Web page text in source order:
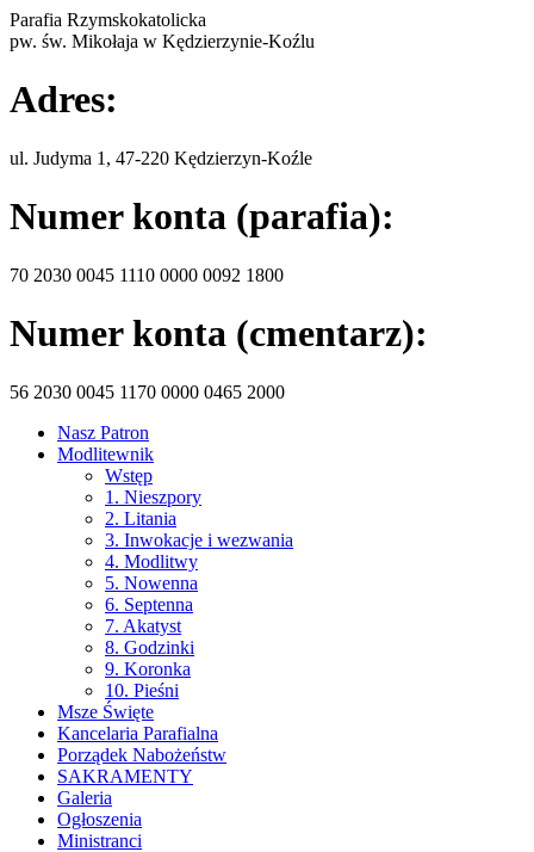
Parafia Rzymskokatolicka
pw. św. Mikołaja w Kędzierzynie-Koźlu
Adres:
ul. Judyma 1, 47-220 Kędzierzyn-Koźle
Numer konta (parafia):
70 2030 0045 1110 0000 0092 1800
Numer konta (cmentarz):
56 2030 0045 1170 0000 0465 2000
Nasz Patron
Modlitewnik
Wstęp
1. Nieszpory
2. Litania
3. Inwokacje i wezwania
4. Modlitwy
5. Nowenna
6. Septenna
7. Akatyst
8. Godzinki
9. Koronka
10. Pieśni
Msze Święte
Kancelaria Parafialna
Porządek Nabożeństw
SAKRAMENTY
Galeria
Ogłoszenia
Ministranci